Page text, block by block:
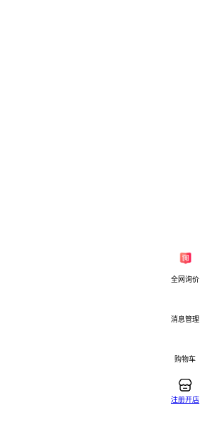
全网询价
消息管理
购物车
注册开店